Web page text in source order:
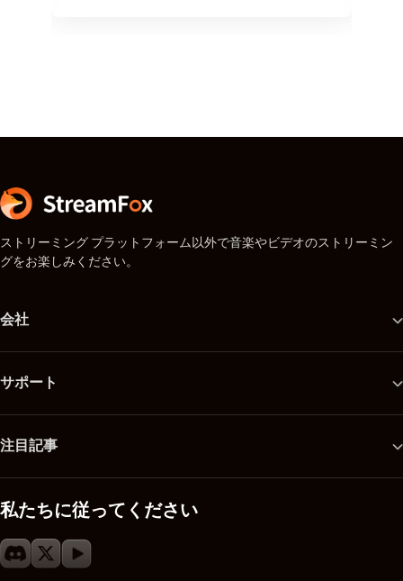
ストリーミング プラットフォーム以外で音楽やビデオのストリーミン
グをお楽しみください。
会社
サポート
注目記事
私たちに従ってください